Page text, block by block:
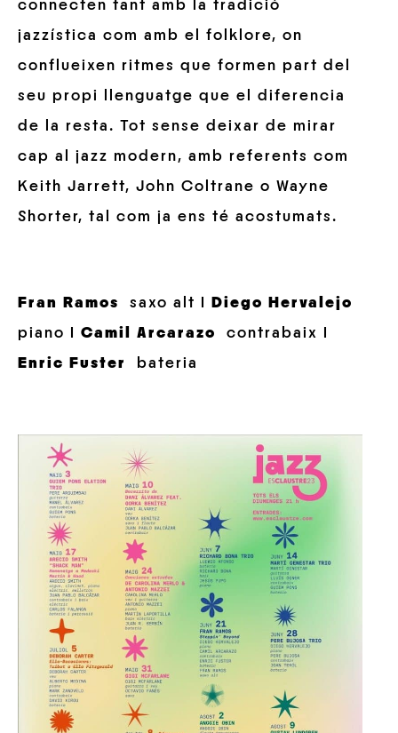
connecten tant amb la tradició
jazzística com amb el folklore, on
conflueixen ritmes que formen part del
seu propi llenguatge que el diferencia
de la resta. Tot sense deixar de mirar
cap al jazz modern, amb referents com
Keith Jarrett, John Coltrane o Wayne
Shorter, tal com ja ens té acostumats.
Fran Ramos saxo alt I
Diego Hervalejo
piano I Camil Arcarazo
contrabaix I
Enric Fuster
bateria